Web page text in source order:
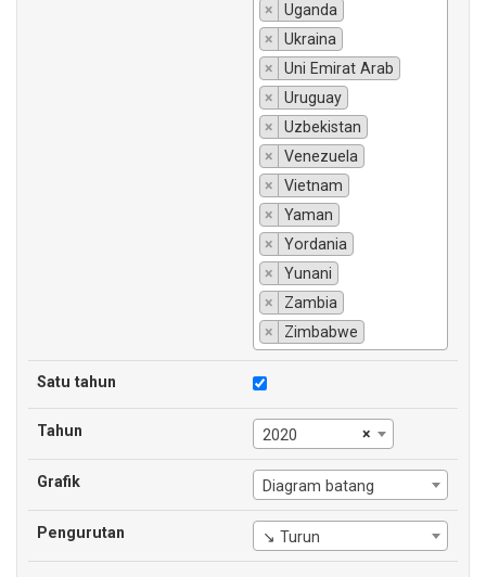
×
Uganda
×
Ukraina
×
Uni Emirat Arab
×
Uruguay
×
Uzbekistan
×
Venezuela
×
Vietnam
×
Yaman
×
Yordania
×
Yunani
×
Zambia
×
Zimbabwe
Satu tahun
Tahun ×
2020
Grafik Diagram batang
Pengurutan ↘ Turun